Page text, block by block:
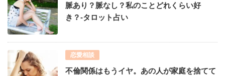
脈あり？脈なし？私のことどれくらい好
き？-タロット占い
恋愛相談
不倫関係はもうイヤ。あの人が家庭を捨てて